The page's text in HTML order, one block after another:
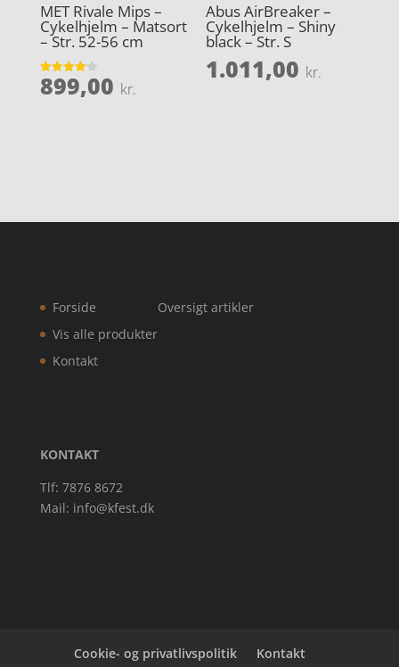
MET Rivale Mips –
Cykelhjelm – Matsort
– Str. 52-56 cm
Vurderet
4.1
899,00 kr.
Abus AirBreaker –
Cykelhjelm – Shiny
black – Str. S
1.011,00 kr.
Forside
Vis alle produkter
Kontakt
Oversigt artikler
KONTAKT
Tlf: 7876 8672
Mail: info@kfest.dk
Cookie- og privatlivspolitik Kontakt